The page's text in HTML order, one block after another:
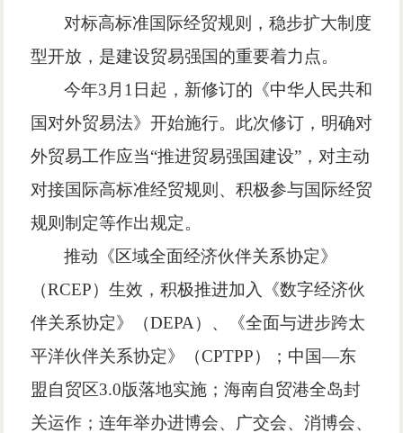
对标高标准国际经贸规则，稳步扩大制度
型开放，是建设贸易强国的重要着力点。
今年3 月 1 日起，新修订的《中华人民共和
国对外贸易法》开始施行。此次修订，明确对
外贸易工作应当“推进贸易强国建设”，对主动
对接国际高标准经贸规则、积极参与国际经贸
规则制定等作出规定。
推动《区域全面经济伙伴关系协定》
（RCEP）生效，积极推进加入《数字经济伙
伴关系协定》（DEPA ）、《全面与进步跨太
平洋伙伴关系协定》（CPTPP）；中国—东
盟自贸区3.0版落地实施；海南自贸港全岛封
关运作；连年举办进博会、广交会、消博会、